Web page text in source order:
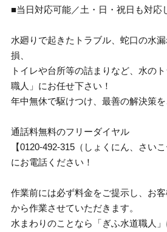
■当日対応可能／土・日・祝日も対応
水廻りで起きたトラブル、蛇口の水
損、
トイレや台所等の詰まりなど、水の
職人」にお任せ下さい！
年中無休で駆けつけ、最善の解決策を
通話料無料のフリーダイヤル
【0120-492-315（しょくにん、さい
にお電話ください！
作業前には必ず料金をご提示し、お
から作業させていただきます。
水まわりのことなら「ぎふ水道職人